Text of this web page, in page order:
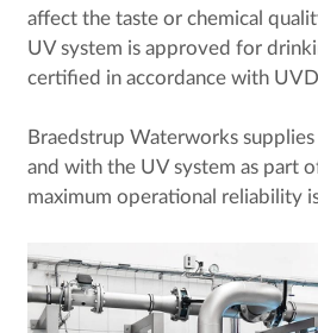
affect the taste or chemical
UV system is approved for
certified in accordance with
Braedstrup Waterworks
and with the UV system as part
maximum operational reliability